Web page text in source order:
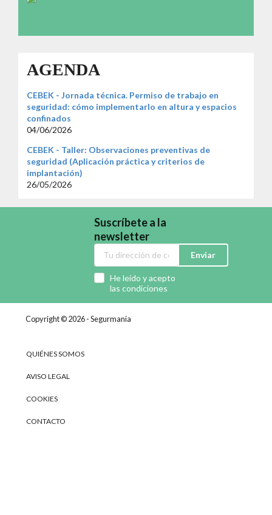
AGENDA
CEBEK - Jornada técnica. Permiso de trabajo en
seguridad: cómo implementarlo en altura y espacios
confinados
04/06/2026
CEBEK - Taller: Observaciones preventivas de
seguridad (Aplicación práctica y criterios de
implantación)
26/05/2026
Suscríbete a la
newsletter
Enviar
He leído y acepto
las condiciones
Copyright © 2026 - Segurmania
QUIÉNES SOMOS
AVISO LEGAL
COOKIES
CONTACTO